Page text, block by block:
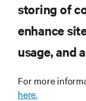
WSPARCIE
O NAS
storing of
enhance
usage, and
For more
here.